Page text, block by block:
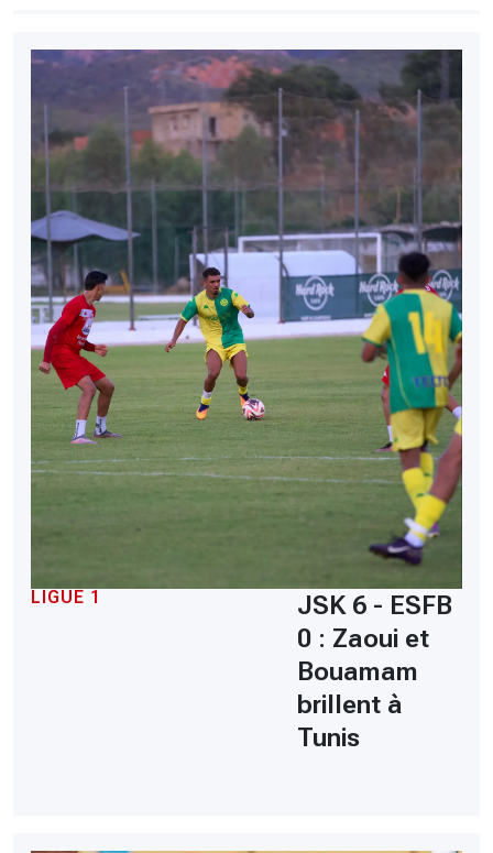
LIGUE 1
JSK 6 - ESFB
0 : Zaoui et
Bouamam
brillent à
Tunis